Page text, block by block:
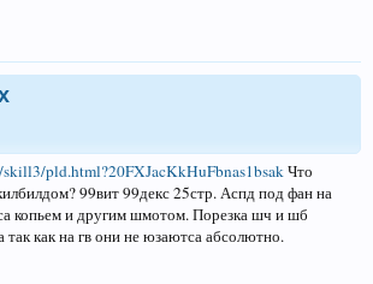
pld.html?20FXJacKkHuFbnas1bsak Что
99вит 99декс 25стр. Аспд под фан на
копьем и другим шмотом. Порезка шч и шб
так как на гв они не юзаютса абсолютно.